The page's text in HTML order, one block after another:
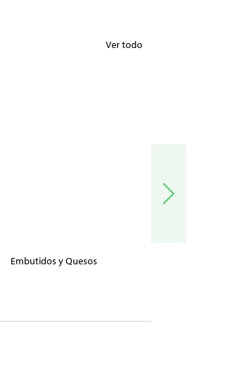
Ver todo
Embutidos y Quesos